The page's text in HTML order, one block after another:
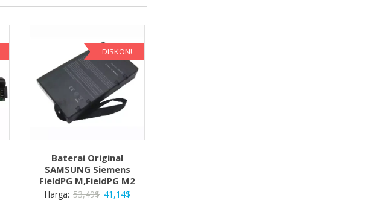
DISKON!
Baterai Original
SAMSUNG Siemens
FieldPG M,FieldPG M2
Harga: 53,49$ Harga
41,14$